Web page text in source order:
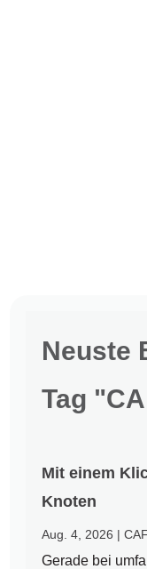
Neuste
Tag
Mit einem
Knoten
Aug. 4, 2026 |
Gerade bei